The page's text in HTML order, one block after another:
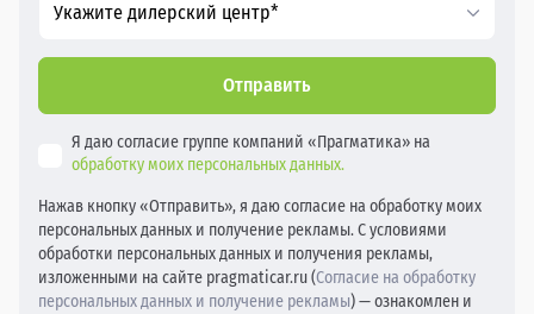
Укажите дилерский центр*
Отправить
Я даю согласие группе компаний «Прагматика» на
обработку моих персональных данных.
Нажав кнопку «Отправить», я даю согласие на обработку моих
персональных данных и получение рекламы. С условиями
обработки персональных данных и получения рекламы,
изложенными на сайте pragmaticar.ru (Согласие на обработку
персональных данных и получение рекламы) — ознакомлен и